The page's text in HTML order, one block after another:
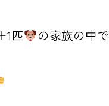
1匹
の家族の中で